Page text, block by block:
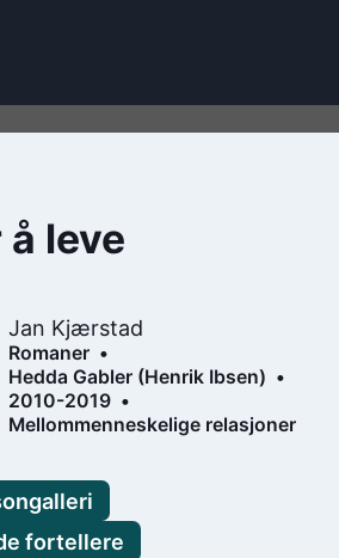
leve
Jan Kjærstad
Romaner
Hedda Gabler (Henrik Ibsen)
2010-2019
Mellommenneskelige relasjoner
fortellere